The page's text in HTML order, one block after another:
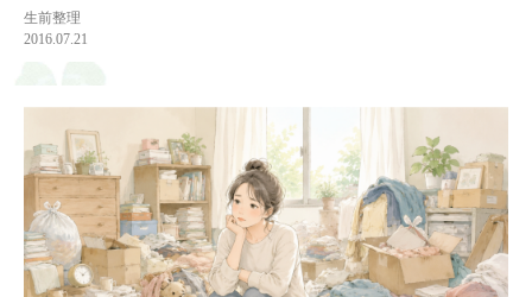
生前整理
2016.07.21